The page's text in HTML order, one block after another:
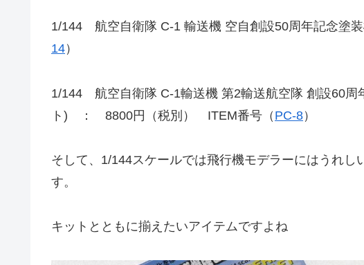
1/144 航空自衛隊 C-1 輸送機 空自創設50周年記念
14）
1/144 航空自衛隊 C-1輸送機 第2輸送航空隊 創設60周
ト) ： 8800円（税別） ITEM番号（ PC-8）
そして、1/144スケールでは飛行機モデラーにはうれし
す。
キットとともに揃えたいアイテムですよね